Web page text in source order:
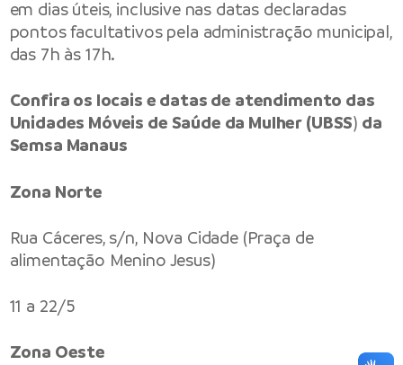
em dias úteis, inclusive nas datas declaradas
pontos facultativos pela administração municipal,
das 7h às 17h.
Confira os locais e datas de atendimento das
Unidades Móveis de Saúde da Mulher (UBSS) da
Semsa Manaus
Zona Norte
Rua Cáceres, s/n, Nova Cidade (Praça de
alimentação Menino Jesus)
11 a 22/5
Zona Oeste